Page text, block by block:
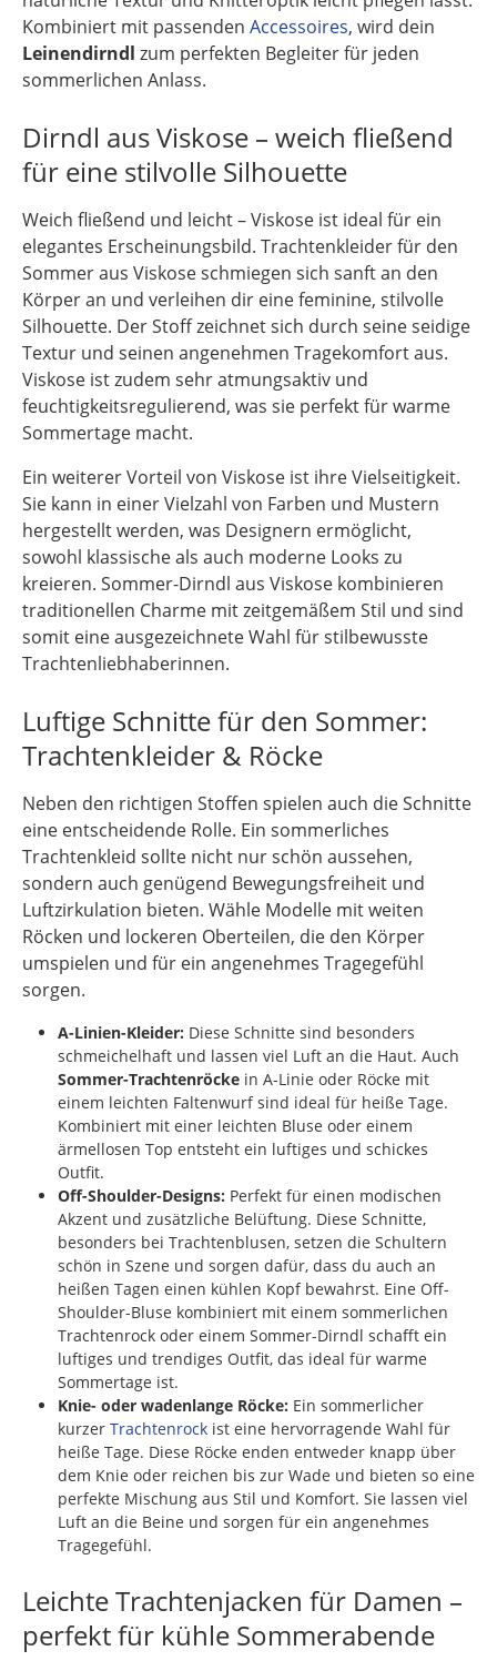
Kombiniert mit passenden Accessoires, wird dein
Leinendirndl zum perfekten Begleiter für jeden
sommerlichen Anlass.
Dirndl aus Viskose – weich fließend
für eine stilvolle Silhouette
Weich fließend und leicht – Viskose ist ideal für ein
elegantes Erscheinungsbild. Trachtenkleider für den
Sommer aus Viskose schmiegen sich sanft an den
Körper an und verleihen dir eine feminine, stilvolle
Silhouette. Der Stoff zeichnet sich durch seine seidige
Textur und seinen angenehmen Tragekomfort aus.
Viskose ist zudem sehr atmungsaktiv und
feuchtigkeitsregulierend, was sie perfekt für warme
Sommertage macht.
Ein weiterer Vorteil von Viskose ist ihre Vielseitigkeit.
Sie kann in einer Vielzahl von Farben und Mustern
hergestellt werden, was Designern ermöglicht,
sowohl klassische als auch moderne Looks zu
kreieren. Sommer-Dirndl aus Viskose kombinieren
traditionellen Charme mit zeitgemäßem Stil und sind
somit eine ausgezeichnete Wahl für stilbewusste
Trachtenliebhaberinnen.
Luftige Schnitte für den Sommer:
Trachtenkleider & Röcke
Neben den richtigen Stoffen spielen auch die Schnitte
eine entscheidende Rolle. Ein sommerliches
Trachtenkleid sollte nicht nur schön aussehen,
sondern auch genügend Bewegungsfreiheit und
Luftzirkulation bieten. Wähle Modelle mit weiten
Röcken und lockeren Oberteilen, die den Körper
umspielen und für ein angenehmes Tragegefühl
sorgen.
A-Linien-Kleider: Diese Schnitte sind besonders
schmeichelhaft und lassen viel Luft an die Haut. Auch
Sommer-Trachtenröcke in A-Linie oder Röcke mit
einem leichten Faltenwurf sind ideal für heiße Tage.
Kombiniert mit einer leichten Bluse oder einem
ärmellosen Top entsteht ein luftiges und schickes
Outfit.
Off-Shoulder-Designs: Perfekt für einen modischen
Akzent und zusätzliche Belüftung. Diese Schnitte,
besonders bei Trachtenblusen, setzen die Schultern
schön in Szene und sorgen dafür, dass du auch an
heißen Tagen einen kühlen Kopf bewahrst. Eine Off-
Shoulder-Bluse kombiniert mit einem sommerlichen
Trachtenrock oder einem Sommer-Dirndl schafft ein
luftiges und trendiges Outfit, das ideal für warme
Sommertage ist.
Knie- oder wadenlange Röcke: Ein sommerlicher
kurzer Trachtenrock ist eine hervorragende Wahl für
heiße Tage. Diese Röcke enden entweder knapp über
dem Knie oder reichen bis zur Wade und bieten so eine
perfekte Mischung aus Stil und Komfort. Sie lassen viel
Luft an die Beine und sorgen für ein angenehmes
Tragegefühl.
Leichte Trachtenjacken für Damen –
perfekt für kühle Sommerabende